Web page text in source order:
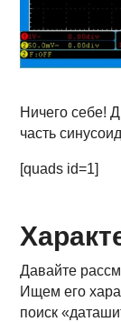
Ничего себе!
часть
[quads id=1]
Давайте
Ищем его
поиск